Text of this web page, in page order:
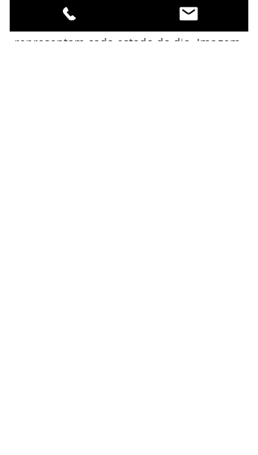
Demonstração das cinco tonalidades que
representam cada estado do dia. Imagem